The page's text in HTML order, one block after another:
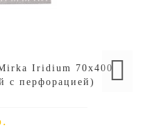
Iridium 70х400
с перфорацией)